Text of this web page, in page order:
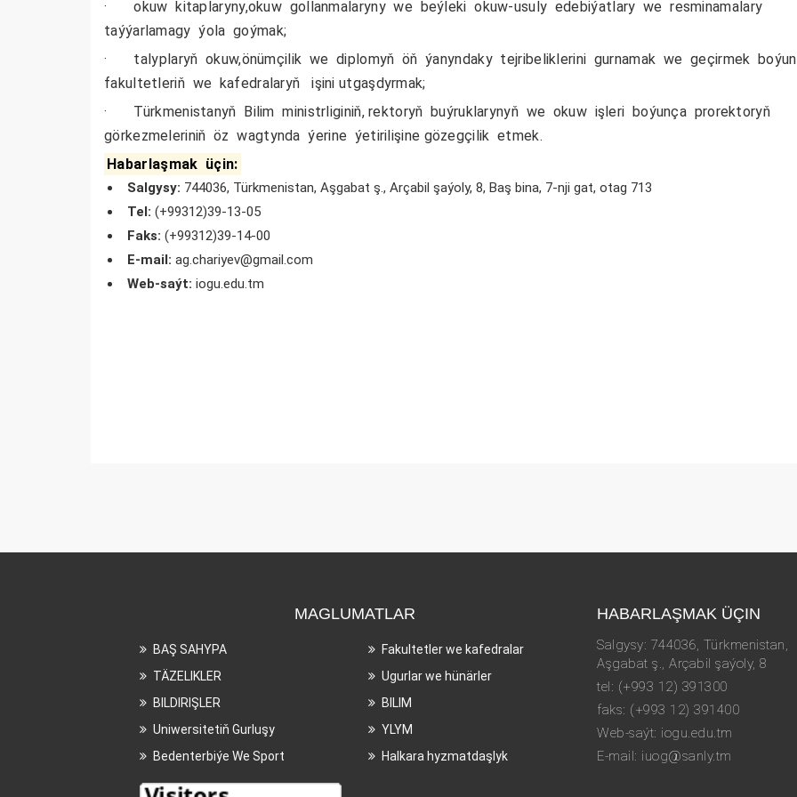
· okuw kitaplaryny,okuw gollanmalaryny we beýleki okuw-usuly edebiýatlary we resminamalary
taýýarlamagy ýola goýmak;
· talyplaryň okuw,önümçilik we diplomyň öň ýanyndaky tejribeliklerini gurnamak we geçirmek
fakultetleriň we kafedralaryň işini utgaşdyrmak;
· Türkmenistanyň Bilim ministrliginiň, rektoryň buýruklarynyň we okuw işleri boýunça prorektoryň
görkezmeleriniň öz wagtynda ýerine ýetirilişine gözegçilik etmek.
Habarlaşmak üçin:
Salgysy: 744036, Türkmenistan, Aşgabat ş., Arçabil şaýoly, 8, Baş bina, 7-nji gat, otag 713
Tel: (+99312)39-13-05
Faks: (+99312)39-14-00
E-mail: ag.chariyev@gmail.com
Web-saýt: iogu.edu.tm
MAGLUMATLAR
BAŞ SAHYPA
TÄZELIKLER
BILDIRIŞLER
Uniwersitetiň Gurluşy
Bedenterbiýe We Sport
Fakultetler we kafedralar
Ugurlar we hünärler
BILIM
YLYM
Halkara hyzmatdaşlyk
HABARLAŞMAK ÜÇIN
Salgysy: 744036, Türkmenistan,
Aşgabat ş., Arçabil şaýoly, 8
tel: (+993 12) 391300
faks: (+993 12) 391400
Web-saýt: iogu.edu.tm
E-mail: iuog@sanly.tm